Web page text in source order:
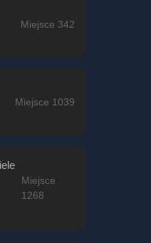
Miejsce 342
Miejsce 1039
Miejsce
1268